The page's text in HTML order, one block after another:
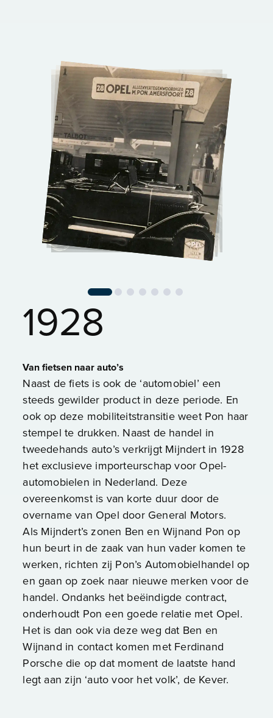
1928
Van fietsen naar auto’s
Naast de fiets is ook de ‘automobiel’ een
steeds gewilder product in deze periode. En
ook op deze mobiliteitstransitie weet Pon haar
stempel te drukken. Naast de handel in
tweedehands auto’s verkrijgt Mijndert in 1928
het exclusieve importeurschap voor Opel-
automobielen in Nederland. Deze
overeenkomst is van korte duur door de
overname van Opel door General Motors.
Als Mijndert’s zonen Ben en Wijnand Pon op
hun beurt in de zaak van hun vader komen te
werken, richten zij Pon’s Automobielhandel op
en gaan op zoek naar nieuwe merken voor de
handel. Ondanks het beëindigde contract,
onderhoudt Pon een goede relatie met Opel.
Het is dan ook via deze weg dat Ben en
Wijnand in contact komen met Ferdinand
Porsche die op dat moment de laatste hand
legt aan zijn ‘auto voor het volk’, de Kever.